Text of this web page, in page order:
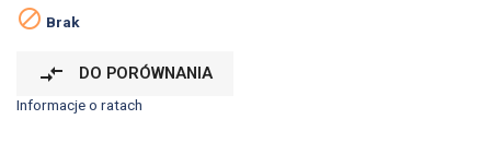
 Brak
compare_arrows DO PORÓWNANIA
Informacje o ratach